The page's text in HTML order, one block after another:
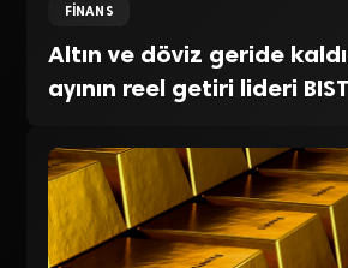
FINANS
Altın ve döviz geride
ayının reel getiri lideri